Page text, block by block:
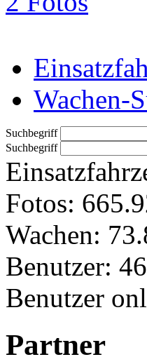
Wachen-
Suchbegriff
Suchbegriff
Fotos:
Wachen:
Benutzer:
Benutzer
Partner